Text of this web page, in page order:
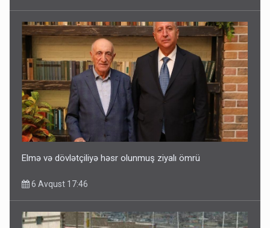
Elmə və dövlətçiliyə həsr olunmuş ziyalı ömrü
6 Avqust 17:46